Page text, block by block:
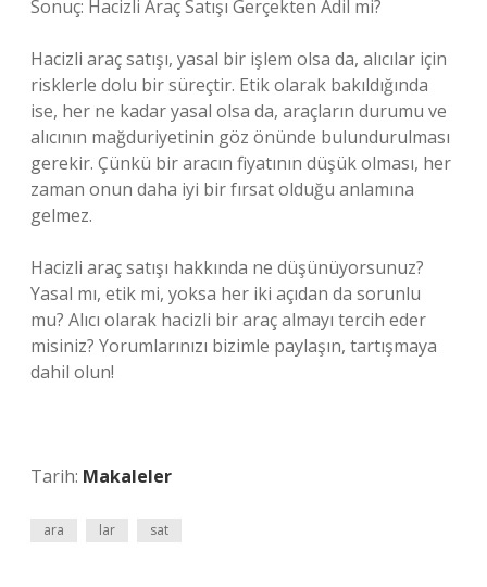
Sonuç: Hacizli Araç Satışı Gerçekten Adil mi?
Hacizli araç satışı, yasal bir işlem olsa da, alıcılar için
risklerle dolu bir süreçtir. Etik olarak bakıldığında
ise, her ne kadar yasal olsa da, araçların durumu ve
alıcının mağduriyetinin göz önünde bulundurulması
gerekir. Çünkü bir aracın fiyatının düşük olması, her
zaman onun daha iyi bir fırsat olduğu anlamına
gelmez.
Hacizli araç satışı hakkında ne düşünüyorsunuz?
Yasal mı, etik mi, yoksa her iki açıdan da sorunlu
mu? Alıcı olarak hacizli bir araç almayı tercih eder
misiniz? Yorumlarınızı bizimle paylaşın, tartışmaya
dahil olun!
Tarih: Makaleler
ara lar sat